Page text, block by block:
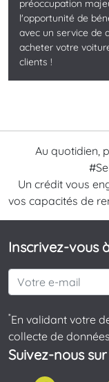
préoccupation
l'opportunité de
avec un service de
acheter votre
clients !
Au quotidien,
Un crédit vous
vos capacités de
Inscrivez-vous
*En validant votre
collecte de
Suivez-nous